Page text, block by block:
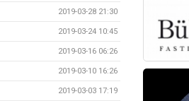
2019-03-28 21:30
2019-03-24 10:45
2019-03-16 06:26
2019-03-10 16:26
2019-03-03 17:19